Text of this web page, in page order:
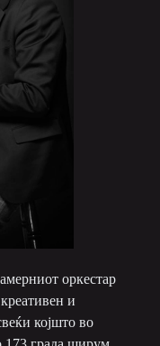
оркестар
и
којшто во